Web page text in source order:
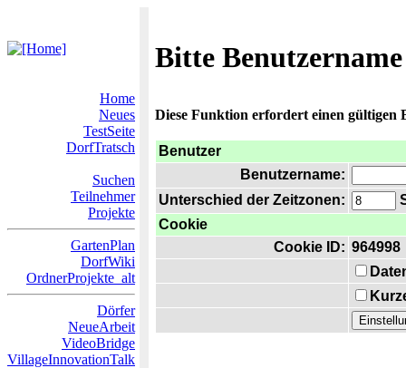
Bitte
Home
Neues
TestSeite
DorfTratsch
Suchen
Teilnehmer
Projekte
GartenPlan
DorfWiki
OrdnerProjekte_alt
Dörfer
NeueArbeit
VideoBridge
VillageInnovationTalk
Diese Funktion erfordert einen gültigen
Benutzer
Benutzername:
Unterschied der Zeitzonen:
Cookie
Cookie ID: 964998